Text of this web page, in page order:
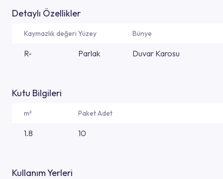
Detaylı Özellikler
Kaymazlık değeri Yüzey Bünye
R- Parlak Duvar Karosu
Kutu Bilgileri
m² Paket Adet
1.8 10
Kullanım Yerleri